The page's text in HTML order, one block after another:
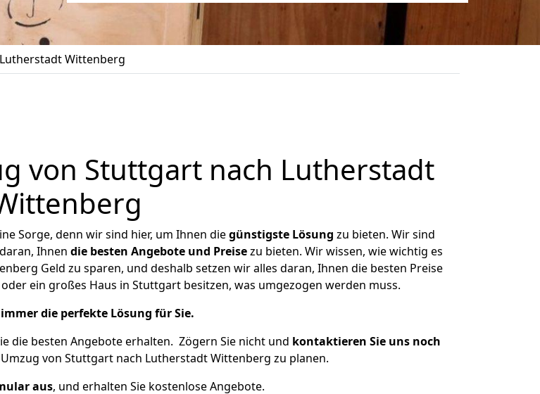
Wittenberg
von Stuttgart nach Lutherstadt
Sorge, denn wir sind hier, um Ihnen diegünstigste Lösung zu bieten. Wir sind
Ihnen die besten Angebote und Preisezu bieten. Wir wissen, wie wichtig es
Geld zu sparen, und deshalb setzen wir alles daran, Ihnen die besten Preise
ein großes Haus in Stuttgart besitzen, was umgezogen werden muss.
die perfekte Lösung für Sie.
die besten Angebote erhalten. Zögern Sie nicht und kontaktieren Sie uns noch
von Stuttgart nach Lutherstadt Wittenberg zu planen.
aus, und erhalten Sie kostenlose Angebote.